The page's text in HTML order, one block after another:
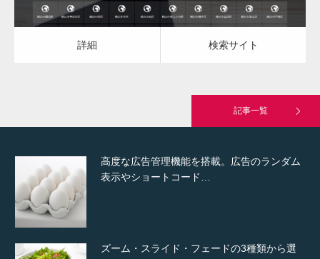
詳細 検索サイト
記事一覧
高度な広告管理機能を搭載。広告のランダム
表示やショートコード…
ズーム・スライド・フェードの3種類から選